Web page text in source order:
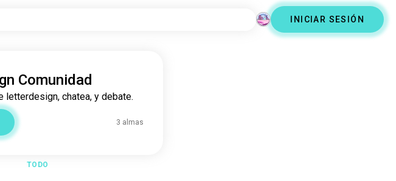
INICIAR SESIÓN
Comunidad
letterdesign, chatea, y debate.
3 almas
TODO